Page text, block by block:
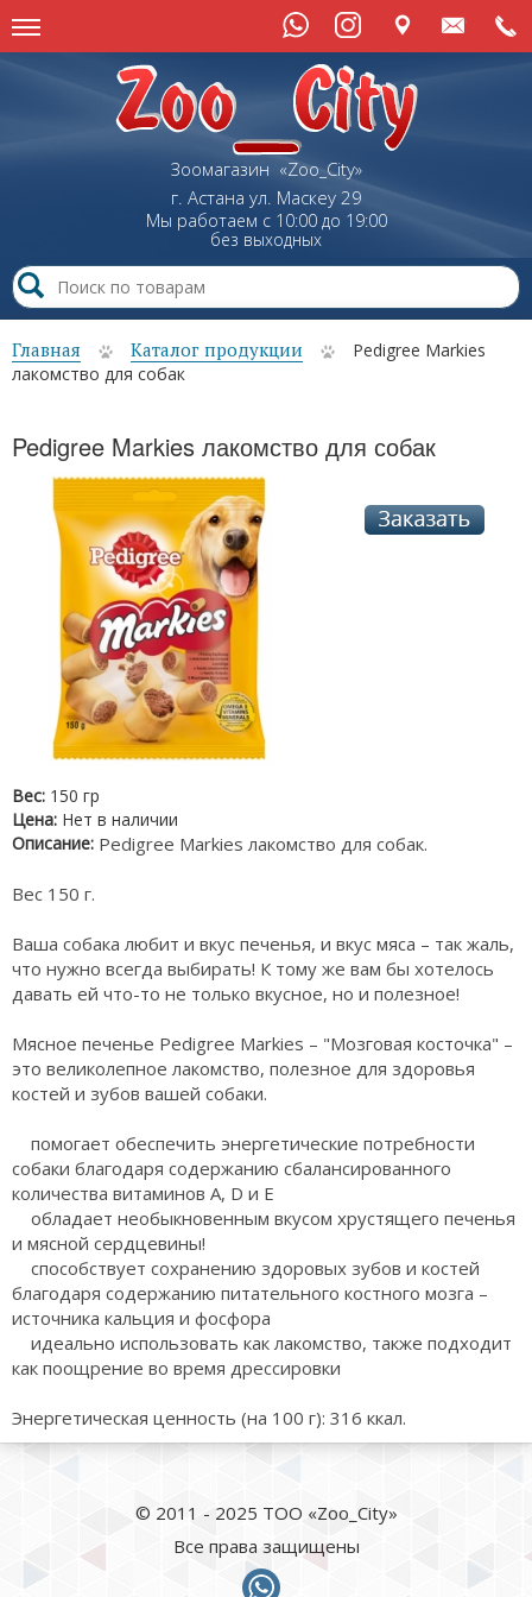
Зоомагазин «Zoo_City»
г. Астана ул. Маскеу29
Мы работаем с 10:00 до 19:00
без выходных
Главная Каталог продукции
Pedigree Markies
лакомство для собак
Pedigree Markies лакомство для собак
Вес: 150 гр
Цена: Нет в наличии
Описание: Pedigree Markies лакомство для собак.
Вес 150 г.
Ваша собака любит и вкус печенья, и вкус мяса – так жаль,
что нужно всегда выбирать! К тому же вам бы хотелось
давать ей что-то не только вкусное, но и полезное!
Мясное печенье Pedigree Markies – "Мозговая косточка" –
это великолепное лакомство, полезное для здоровья
костей и зубов вашей собаки.
помогает обеспечить энергетические потребности
собаки благодаря содержанию сбалансированного
количества витаминов A, D и E
обладает необыкновенным вкусом хрустящего печенья
и мясной сердцевины!
способствует сохранению здоровых зубов и костей
благодаря содержанию питательного костного мозга –
источника кальция и фосфора
идеально использовать как лакомство, также подходит
как поощрение во время дрессировки
Энергетическая ценность (на 100 г): 316 ккал.
© 2011 - 2025 ТОО «Zoo_City»
Все права защищены
whatsapp